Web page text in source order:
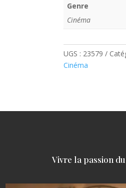
Genre
Cinéma
UGS : 23579
Cinéma
Vivre la passion